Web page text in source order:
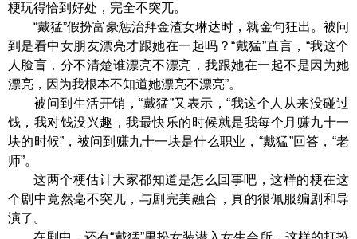
梗玩得恰到好处，完全不突兀。
“戴猛”假扮富豪惩治拜金渣女琳达时，就金句狂出。被问
到是看中女朋友漂亮才跟她在一起吗？“戴猛”直言，“我这个
人脸盲，分不清楚谁漂亮不漂亮，我跟她在一起不是因为她
漂亮，因为我根本不知道她漂亮不漂亮”。
被问到生活开销，“戴猛”又表示，“我这个人从来没碰过
钱，我对钱没兴趣，我最快乐的时候就是我每个月赚九十一
块的时候”，被问到赚九十一块是什么职业，“戴猛”回答，“老
师”。
这两个梗估计大家都知道是怎么回事吧，这样的梗在这
个剧中竟然毫不突兀，与剧完美融合，真的很佩服编剧和导
演了。